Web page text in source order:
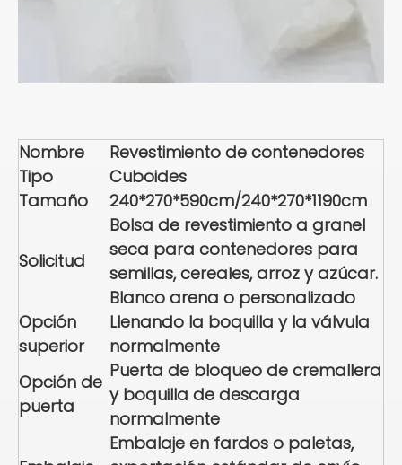
Nombre
Revestimiento de contenedores
Tipo
Cuboides
Tamaño
240*270*590cm/240*270*1190cm
Solicitud
Bolsa de revestimiento a granel
seca para contenedores para
semillas, cereales, arroz y azúcar.
Blanco arena o personalizado
Opción
superior
Llenando la boquilla y la válvula
normalmente
Opción de
puerta
Puerta de bloqueo de cremallera
y boquilla de descarga
normalmente
Embalaje en fardos o paletas,